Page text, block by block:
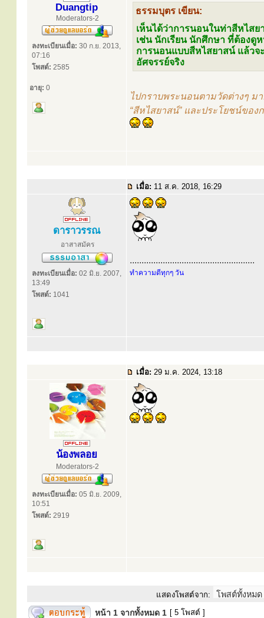
Duangtip
Moderators-2
ลงทะเบียนเมื่อ: 30 ก.ย. 2013,
07:16
โพสต์: 2585
อายุ: 0
ธรรมบุตร เขียน:
เห็นได้ว่าการนอนในท่าสีหไส
เช่น นักเรียน นักศึกษา ที่ต้องดู
การนอนแบบสีหไสยาสน์ แล้วจ
อัศจรรย์จริง
ไปกราบพระนอนตามวัดต่างๆ ม
“สีหไสยาสน์” และประโยชน์ขอ
เมื่อ: 11 ส.ค. 2018, 16:29
ดาราวรรณ
อาสาสมัคร
ลงทะเบียนเมื่อ: 02 มิ.ย. 2007,
13:49
โพสต์: 1041
.....................................................
ทำความดีทุกๆ วัน
เมื่อ: 29 ม.ค. 2024, 13:18
น้องพลอย
Moderators-2
ลงทะเบียนเมื่อ: 05 มิ.ย. 2009,
10:51
โพสต์: 2919
แสดงโพสต์จาก:
หน้า 1 จากทั้งหมด 1 [ 5 โพสต์ ]